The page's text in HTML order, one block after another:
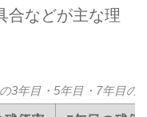
合などが主な理
3年目・5年目・7年目の